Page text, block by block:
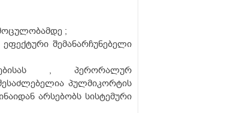
;
შემანარჩუნებელი
, პერორალურ
პულმიკორტის
არსებობს სისტემური